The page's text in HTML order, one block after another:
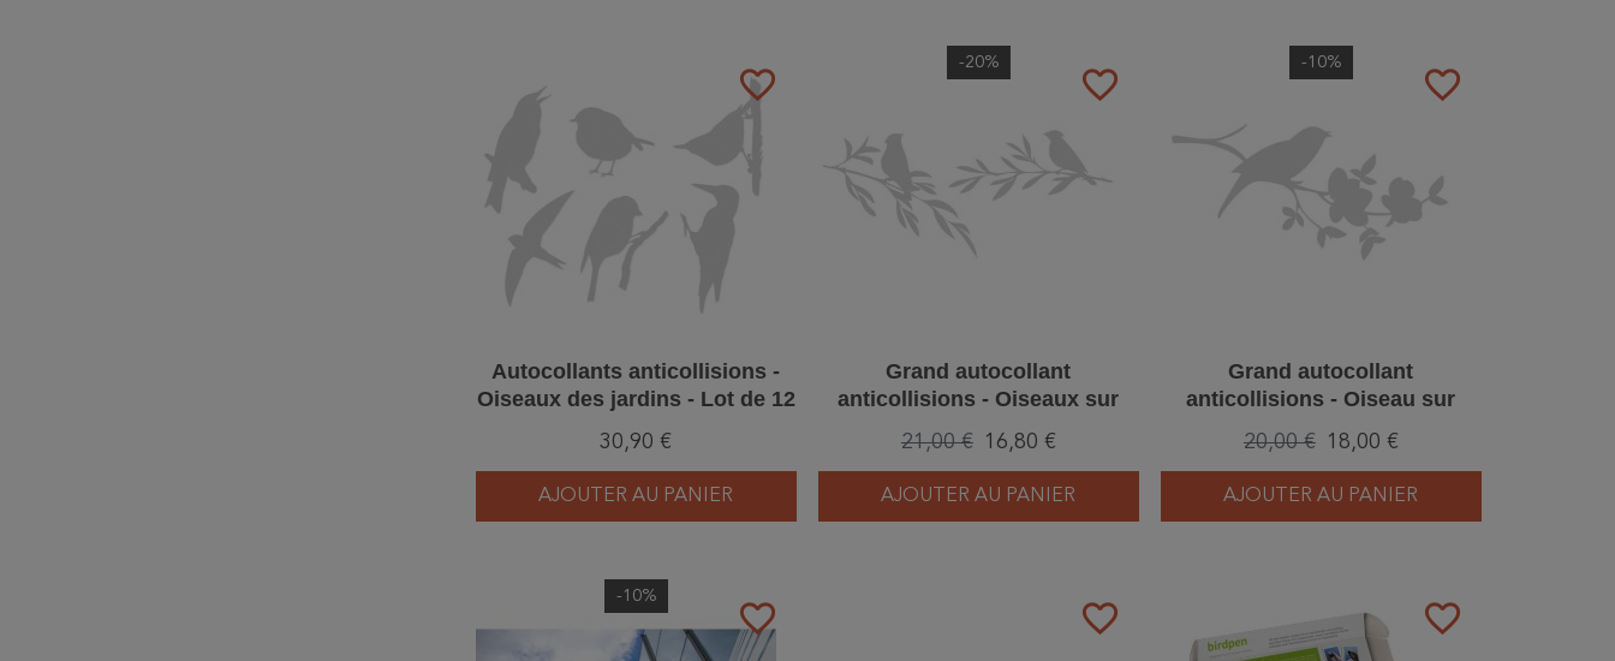
favorite_border
Autocollants anticollisions -
Oiseaux des jardins - Lot de 12
30,90 €
AJOUTER AU PANIER
favorite_border
-20%
Grand autocollant
anticollisions - Oiseaux sur
21,00 € 16,80 €
AJOUTER AU PANIER
favorite_border
-10%
Grand autocollant
anticollisions - Oiseau sur
20,00 € 18,00 €
AJOUTER AU PANIER
favorite_border
-10%
favorite_border favorite_border